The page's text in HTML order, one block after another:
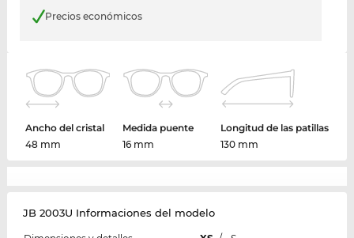
Precios económicos
Ancho del cristal
48 mm
Medida puente
16 mm
Longitud de las patillas
130 mm
JB 2003U Informaciones del modelo